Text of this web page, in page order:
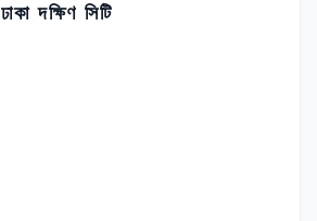
ঢাকা দক্ষিণ সিটি